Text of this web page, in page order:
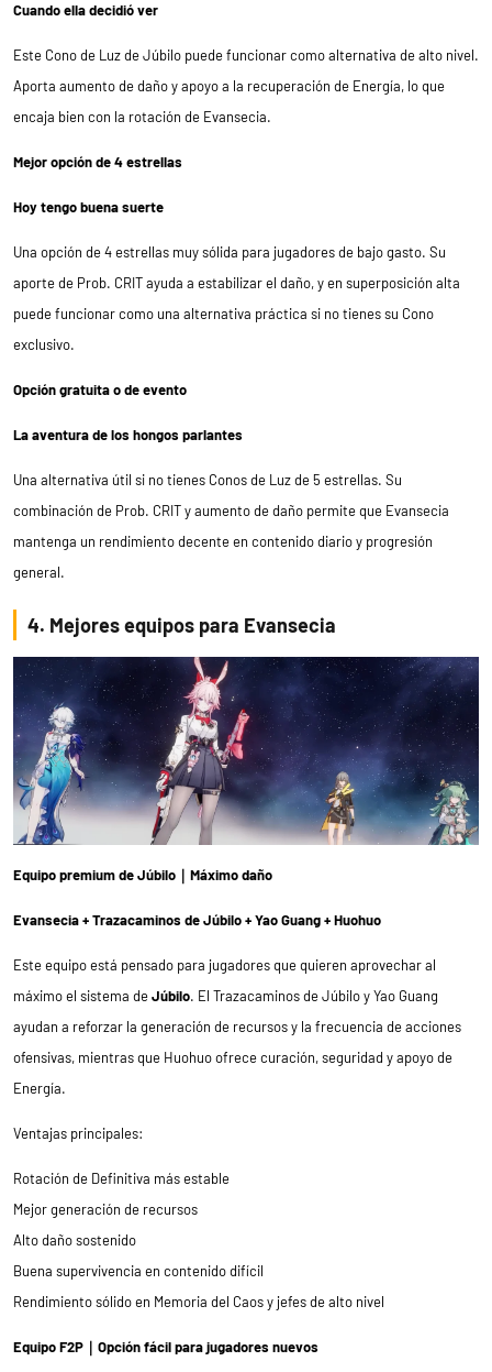
Cuando ella decidió ver
Este Cono de Luz de Júbilo puede funcionar como alternativa de alto nivel.
Aporta aumento de daño y apoyo a la recuperación de Energía, lo que
encaja bien con la rotación de Evansecia.
Mejor opción de 4 estrellas
Hoy tengo buena suerte
Una opción de 4 estrellas muy sólida para jugadores de bajo gasto. Su
aporte de Prob. CRIT ayuda a estabilizar el daño, y en superposición alta
puede funcionar como una alternativa práctica si no tienes su Cono
exclusivo.
Opción gratuita o de evento
La aventura de los hongos parlantes
Una alternativa útil si no tienes Conos de Luz de 5 estrellas. Su
combinación de Prob. CRIT y aumento de daño permite que Evansecia
mantenga un rendimiento decente en contenido diario y progresión
general.
4. Mejores equipos para Evansecia
Equipo premium de Júbilo｜Máximo daño
Evansecia + Trazacaminos de Júbilo + Yao Guang + Huohuo
Este equipo está pensado para jugadores que quieren aprovechar al
máximo el sistema deJúbilo. El Trazacaminos de Júbilo y Yao Guang
ayudan a reforzar la generación de recursos y la frecuencia de acciones
ofensivas, mientras que Huohuo ofrece curación, seguridad y apoyo de
Energía.
Ventajas principales:
Rotación de Definitiva más estable
Mejor generación de recursos
Alto daño sostenido
Buena supervivencia en contenido difícil
Rendimiento sólido en Memoria del Caos y jefes de alto nivel
Equipo F2P｜Opción fácil para jugadores nuevos